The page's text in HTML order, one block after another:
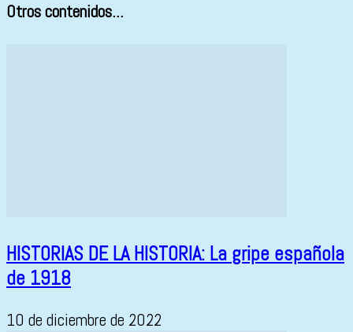
Otros contenidos...
HISTORIAS DE LA HISTORIA: La gripe española
de 1918
10 de diciembre de 2022